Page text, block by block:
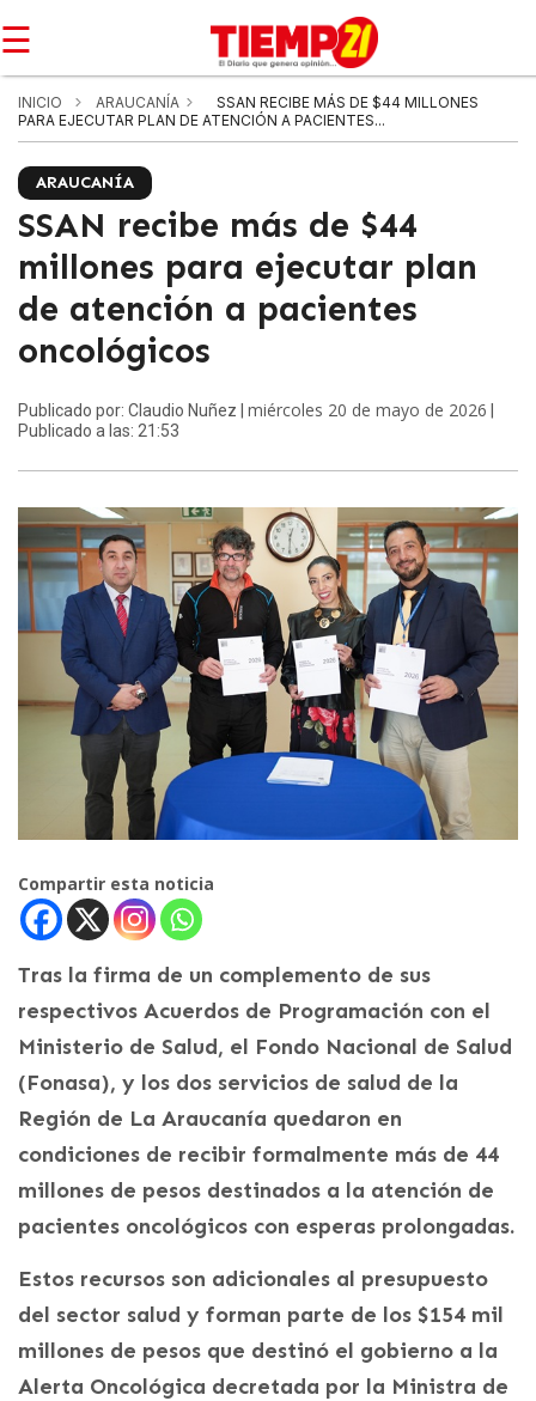
☰
INICIO ARAUCANÍA
SSAN RECIBE MÁS DE $44 MILLONES
PARA EJECUTAR PLAN DE ATENCIÓN A PACIENTES...
ARAUCANÍA
SSAN recibe más de $44
millones para ejecutar plan
de atención a pacientes
oncológicos
Publicado por: Claudio Nuñez | miércoles 20 de mayo de 2026
Publicado a las: 21:53
Compartir esta noticia
Tras la firma de un complemento de sus
respectivos Acuerdos de Programación con el
Ministerio de Salud, el Fondo Nacional de Salud
(Fonasa), y los dos servicios de salud de la
Región de La Araucanía quedaron en
condiciones de recibir formalmente más de 44
millones de pesos destinados a la atención de
pacientes oncológicos con esperas prolongadas.
Estos recursos son adicionales al presupuesto
del sector salud y forman parte de los $154 mil
millones de pesos que destinó el gobierno a la
Alerta Oncológica decretada por la Ministra de